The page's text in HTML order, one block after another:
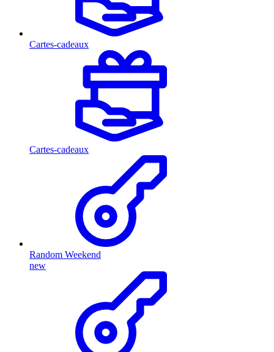
Cartes-cadeaux
Cartes-cadeaux
Random Weekend
new